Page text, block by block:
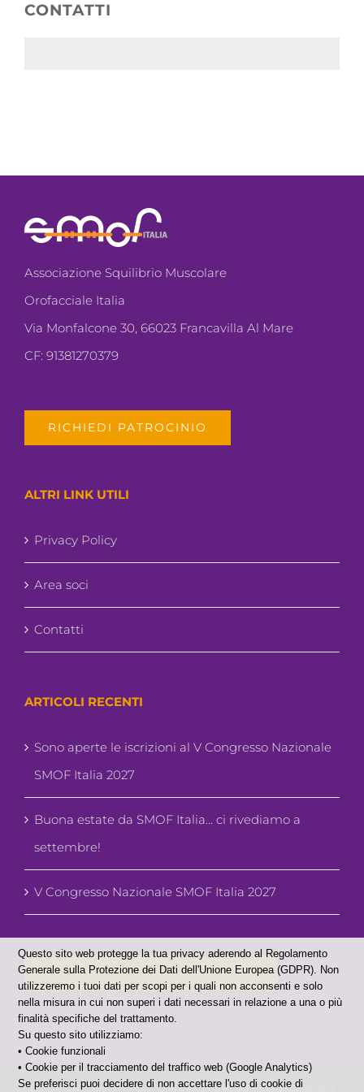
CONTATTI
Associazione Squilibrio Muscolare
Orofacciale Italia
Via Monfalcone 30, 66023 Francavilla Al Mare
CF: 91381270379
RICHIEDI PATROCINIO
ALTRI LINK UTILI
Privacy Policy
Area soci
Contatti
ARTICOLI RECENTI
Sono aperte le iscrizioni al V Congresso Nazionale
SMOF Italia 2027
Buona estate da SMOF Italia… ci rivediamo a
settembre!
V Congresso Nazionale SMOF Italia 2027
ISCRIVITI ALLA NEWSLETTER
COPYRIGHT - SMOF ITALIA | ALL RIGHTS RESERVED | BOOSTED
Questo sito web protegge la tua privacy aderendo al Regolamento
Generale sulla Protezione dei Dati dell'Unione Europea (GDPR). Non
utilizzeremo i tuoi dati per scopi per i quali non acconsenti e solo
nella misura in cui non superi i dati necessari in relazione a una o più
finalità specifiche del trattamento.
Su questo sito utilizziamo:
• Cookie funzionali
• Cookie per il tracciamento del traffico web (Google Analytics)
Se preferisci puoi decidere di non accettare l'uso di cookie di